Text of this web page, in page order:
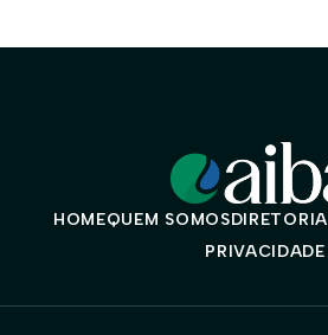
HOMEQUEM SOMOSDIRETORIA
PRIVACIDADE